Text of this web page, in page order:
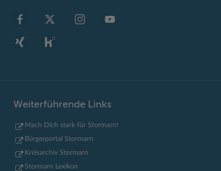
Weiterführende Links
Mach Dich stark für Stormarn!
Bürgerportal Stormarn
Kreisarchiv Stormarn
Stormarn Lexikon